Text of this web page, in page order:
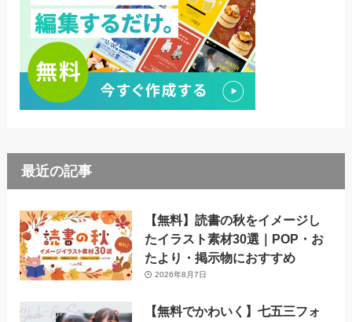
最近の記事
【無料】読書の秋をイメージし
たイラスト素材30選｜POP・お
たより・掲示物におすすめ
2026年8月7日
【無料でかわいく】七五三フォ